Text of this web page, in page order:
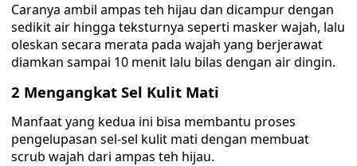
Caranya ambil ampas teh hijau dan dicampur dengan
sedikit air hingga teksturnya seperti masker wajah, lalu
oleskan secara merata pada wajah yang berjerawat
diamkan sampai 10 menit lalu bilas dengan air dingin.
2 Mengangkat Sel Kulit Mati
Manfaat yang kedua ini bisa membantu proses
pengelupasan sel-sel kulit mati dengan membuat
scrub wajah dari ampas teh hijau.